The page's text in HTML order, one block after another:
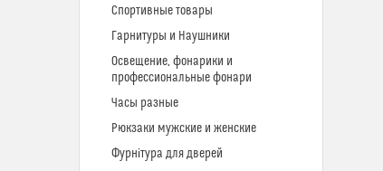
Спортивные товары
Гарнитуры и Наушники
Освещение, фонарики и
профессиональные фонари
Часы разные
Рюкзаки мужские и женские
Фурнітура для дверей